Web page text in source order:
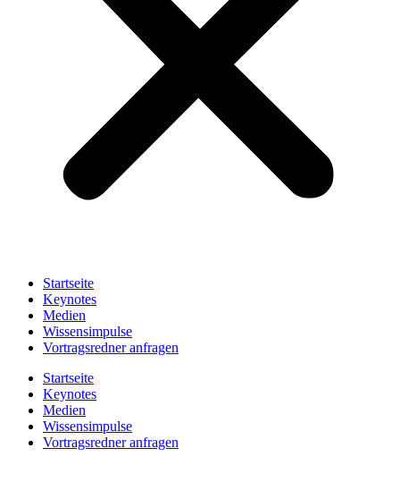
Startseite
Keynotes
Medien
Wissensimpulse
Vortragsredner anfragen
Startseite
Keynotes
Medien
Wissensimpulse
Vortragsredner anfragen